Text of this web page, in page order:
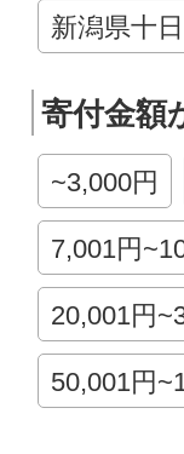
新潟県十
寄付金額
~3,000円
7,001円
20,001円
50,001円